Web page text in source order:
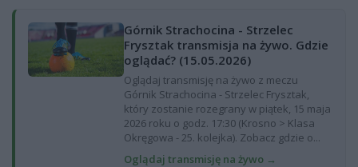
Górnik Strachocina - Strzelec
Frysztak transmisja na żywo. Gdzie
oglądać? (15.05.2026)
Oglądaj transmisję na żywo z meczu
Górnik Strachocina - Strzelec Frysztak,
który zostanie rozegrany w piątek, 15 maja
2026 roku o godz. 17:30 (Krosno > Klasa
Okręgowa - 25. kolejka). Zobacz gdzie o...
Oglądaj transmisję na żywo →